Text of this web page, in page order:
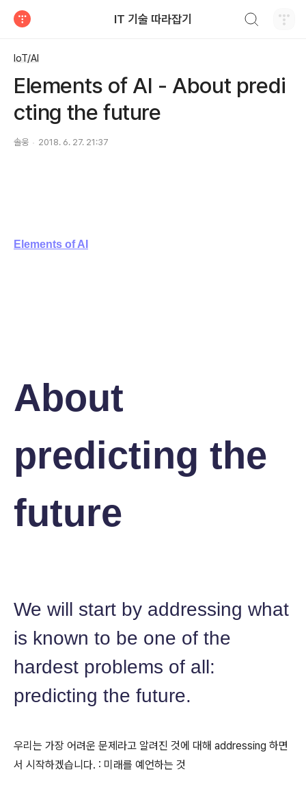
IT 기술 따라잡기
IoT/AI
Elements of AI - About predi
cting the future
솔웅 2018. 6. 27. 21:37
Elements of AI
About
predicting the
future
We will start by addressing what
is known to be one of the
hardest problems of all:
predicting the future.
우리는 가장 어려운 문제라고 알려진 것에 대해 addressing 하면
서 시작하겠습니다. : 미래를 예언하는 것